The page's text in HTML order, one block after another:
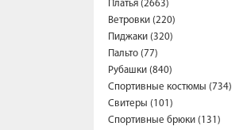
Платья (2663)
Ветровки (220)
Пиджаки (320)
Пальто (77)
Рубашки (840)
Спортивные костюмы (734)
Свитеры (101)
Спортивные брюки (131)